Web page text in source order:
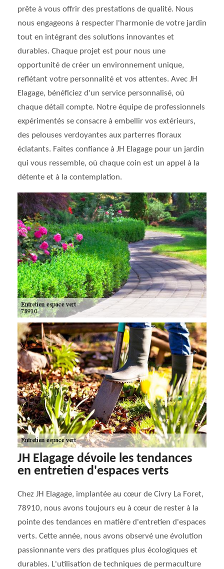
prête à vous offrir des prestations de qualité. Nous
nous engageons à respecter l'harmonie de votre jardin
tout en intégrant des solutions innovantes et
durables. Chaque projet est pour nous une
opportunité de créer un environnement unique,
reflétant votre personnalité et vos attentes. Avec JH
Elagage, bénéficiez d'un service personnalisé, où
chaque détail compte. Notre équipe de professionnels
expérimentés se consacre à embellir vos extérieurs,
des pelouses verdoyantes aux parterres floraux
éclatants. Faites confiance à JH Elagage pour un jardin
qui vous ressemble, où chaque coin est un appel à la
détente et à la contemplation.
JH Elagage dévoile les tendances
en entretien d'espaces verts
Chez JH Elagage, implantée au cœur de Civry La Foret,
78910, nous avons toujours eu à cœur de rester à la
pointe des tendances en matière d'entretien d'espaces
verts. Cette année, nous avons observé une évolution
passionnante vers des pratiques plus écologiques et
durables. L'utilisation de techniques de permaculture